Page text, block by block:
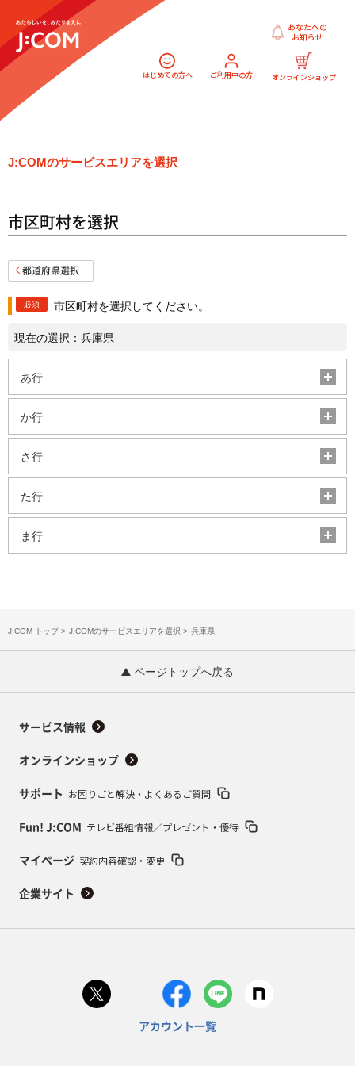
はじめての方へ ご利用中の方 オンラインショップ
あなたへの
お知らせ
J:COMのサービスエリアを選択
市区町村を選択
都道府県選択
必須 市区町村を選択してください。
現在の選択： 兵庫県
あ行
か行
さ行
た行
ま行
J:COM トップ > J:COMのサービスエリアを選択 > 兵庫県
ページトップへ戻る
サービス情報
オンラインショップ
サポート お困りごと解決・よくあるご質問
Fun! J:COM テレビ番組情報／プレゼント・優待
マイページ 契約内容確認・変更
企業サイト
アカウント一覧